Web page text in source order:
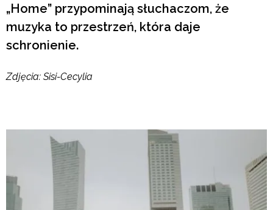
„Home” przypominają słuchaczom, że
muzyka to przestrzeń, która daje
schronienie.
Zdjęcia: Sisi-Cecylia